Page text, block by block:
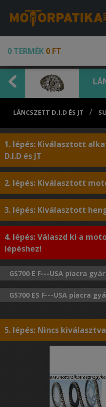
0 TERMÉK 0 FT
LÁNCSZETT D.I.D ÉS JT /
1. lépés: Kiválasztott
D.I.D és JT
2. lépés: Kiválasztott
3. lépés: Kiválasztott
4. lépés: Válaszd ki a
lépéshez!
GS700 E F---USA piacra
GS700 ES F---USA piacra
5. lépés: Nincs kiválasztva